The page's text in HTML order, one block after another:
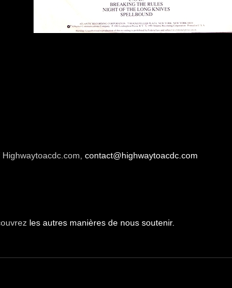
contact@highwaytoacdc.com
les autres manières de nous soutenir.